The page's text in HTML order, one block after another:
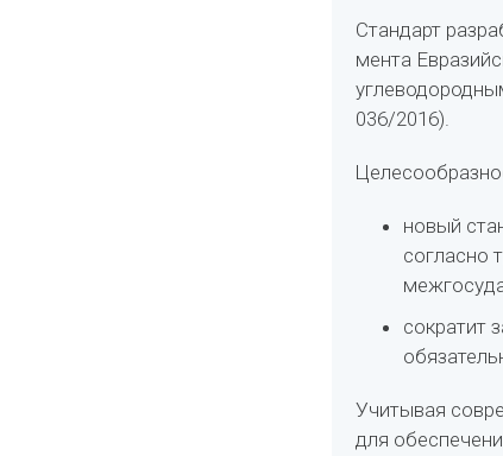
Стандарт
мента
036/2016).
новый
со­гласно
сократит
Учитывая
для